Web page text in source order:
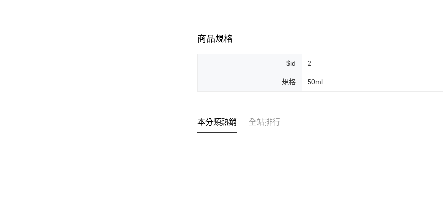
商品規格
$id 2
規格 50ml
本分類熱銷 全站排行